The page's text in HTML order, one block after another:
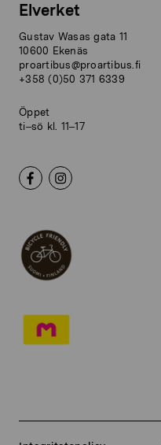
Elverket
Gustav Wasas gata 11
10600 Ekenäs
proartibus@proartibus.fi
+358 (0)50 371 6339
Öppet
ti–sö kl. 11–17